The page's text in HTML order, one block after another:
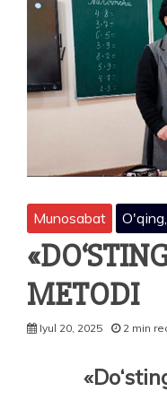
Munosabat
METODI
Iyul 20, 2025 2 min